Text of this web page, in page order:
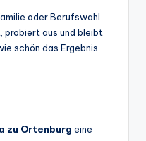
oder Berufswahl
probiert aus und bleibt
schön das Ergebnis
zu Ortenburg eine